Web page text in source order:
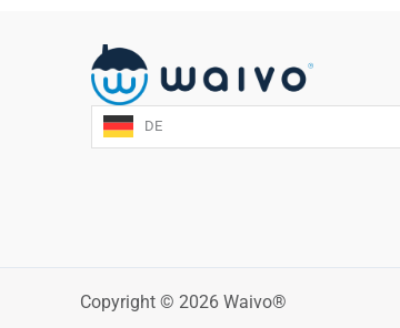
DE
Copyright © 2026 Waivo®